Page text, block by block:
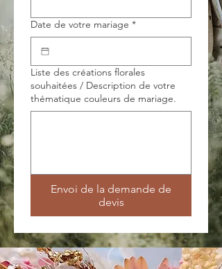
Date de votre mariage *
Liste des créations florales
souhaitées / Description de votre
thématique couleurs de mariage.
Envoi de la demande de
devis